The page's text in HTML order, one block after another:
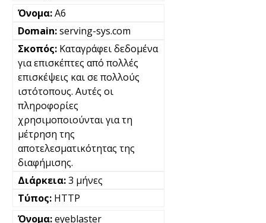
A6
serving-sys.com
Καταγράφει δεδομένα
για επισκέπτες από πολλές
επισκέψεις και σε πολλούς
ιστότοπους. Αυτές οι
πληροφορίες
χρησιμοποιούνται για τη
μέτρηση της
αποτελεσματικότητας της
διαφήμισης.
3 μήνες
HTTP
eyeblaster